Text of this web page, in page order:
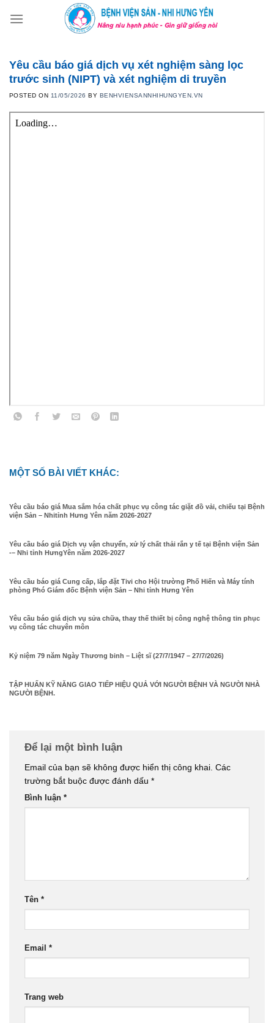
Yêu cầu báo giá dịch vụ xét nghiệm sàng lọc
trước sinh (NIPT) và xét nghiệm di truyền
POSTED ON 11/05/2026 BY BENHVIENSANNHIHUNGYEN.VN
MỘT SỐ BÀI VIẾT KHÁC:
Yêu cầu báo giá Mua sắm hóa chất phục vụ công tác giặt đồ vải, chiếu tại Bệnh
viện Sản – Nhitỉnh Hưng Yên năm 2026-2027
Yêu cầu báo giá Dịch vụ vận chuyển, xử lý chất thải rắn y tế tại Bệnh viện Sản
-– Nhi tỉnh HưngYên năm 2026-2027
Yêu cầu báo giá Cung cấp, lắp đặt Tivi cho Hội trường Phố Hiến và Máy tính
phòng Phó Giám đốc Bệnh viện Sản – Nhi tỉnh Hưng Yên
Yêu cầu báo giá dịch vụ sửa chữa, thay thế thiết bị công nghệ thông tin phục
vụ công tác chuyên môn
Kỷ niệm 79 năm Ngày Thương binh – Liệt sĩ (27/7/1947 – 27/7/2026)
TẬP HUẤN KỸ NĂNG GIAO TIẾP HIỆU QUẢ VỚI NGƯỜI BỆNH VÀ NGƯỜI NHÀ
NGƯỜI BỆNH.
Để lại một bình luận
Email của bạn sẽ không được hiển thị công khai. Các
trường bắt buộc được đánh dấu *
Bình luận *
Tên *
Email *
Trang web